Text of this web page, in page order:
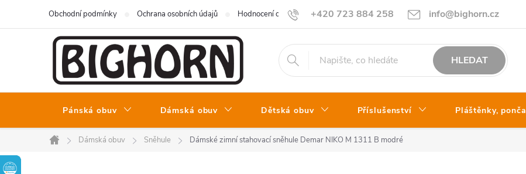
+420 723 884 258 info@bighorn.cz
Obchodní podmínky Ochrana osobních údajů Hodnocení obchodu Kontakt
HLEDAT
Pánská obuv Dámská obuv Dětská obuv Příslušenství Pláštěnky, ponča
Domů
Dámská obuv Sněhule Dámské zimní stahovací sněhule Demar NIKO M 1311 B modré